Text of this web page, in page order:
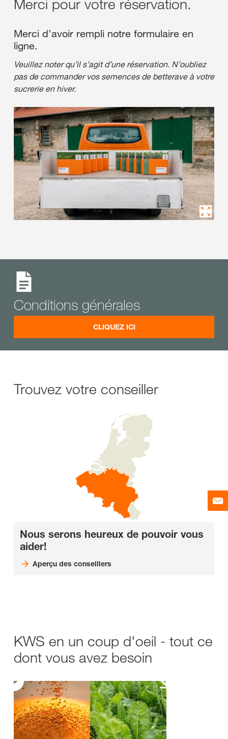
Merci pour votre réservation.
Merci d’avoir rempli notre formulaire en
ligne.
Veuillez noter qu’il s’agit d’une réservation. N’oubliez
pas de commander vos semences de betterave à votre
sucrerie en hiver.
Conditions générales
CLIQUEZ ICI
Trouvez votre conseiller
Nous serons heureux de pouvoir vous
aider!
Aperçu des conseillers
KWS en un coup d'oeil - tout ce
dont vous avez besoin